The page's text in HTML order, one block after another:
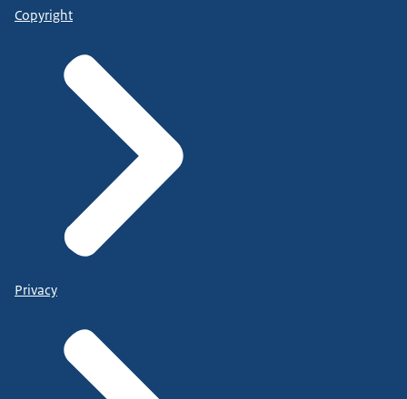
Copyright
Privacy